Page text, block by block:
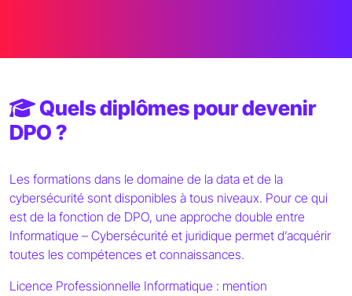
Quels diplômes pour devenir
DPO ?
Les formations dans le domaine de la data et de la
cybersécurité sont disponibles à tous niveaux. Pour ce qui
est de la fonction de DPO, une approche double entre
Informatique – Cybersécurité et juridique permet d’acquérir
toutes les compétences et connaissances.
Licence Professionnelle Informatique : mention